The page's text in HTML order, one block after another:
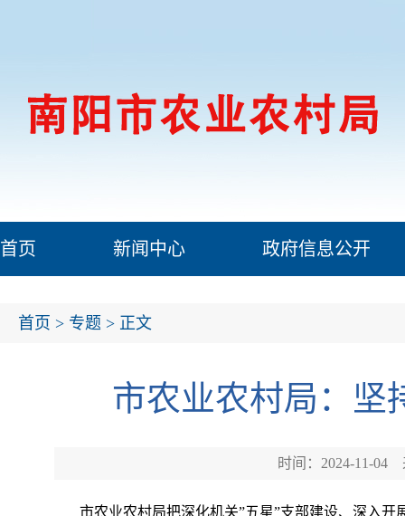
首页 新闻中心 政府信息公开
首页 > 专题 > 正文
市农业农村局：坚
时间：2024-11-04
市农业农村局把深化机关”五星”支部建设、深入开